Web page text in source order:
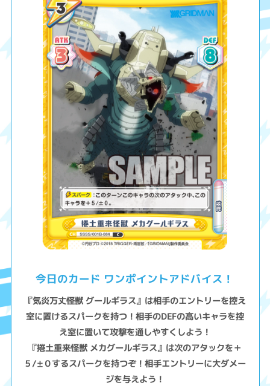
今日のカード ワンポイントアドバイス！
『気炎万丈怪獣 グールギラス』は相手のエントリーを控え
室に置けるスパークを持つ！相手のDEFの高いキャラを控
え室に置いて攻撃を通しやすくしよう！
『捲土重来怪獣 メカグールギラス』は次のアタックを＋
５/±０するスパークを持つぞ！相手エントリーに大ダメー
ジを与えよう！